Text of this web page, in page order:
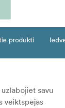
produkti
savu
veiktspējas